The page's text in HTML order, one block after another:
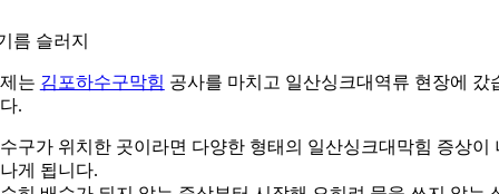
름 슬러지
는 김포하수구막힘 공사를 마치고 일산싱크대역류 현장에 갔
.
구가 위치한 곳이라면 다양한 형태의 일산싱크대막힘 증상이
게 됩니다.